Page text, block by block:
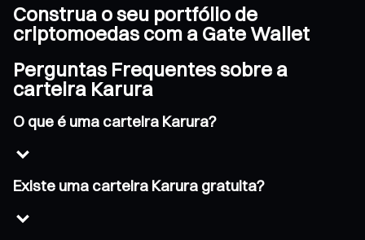
Construa o seu portfólio de
criptomoedas com a Gate Wallet
Perguntas Frequentes sobre a
carteira Karura
O que é uma carteira Karura?
Existe uma carteira Karura gratuita?